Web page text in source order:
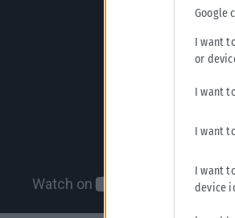
Google
I want
or
I want
I want
I want
device